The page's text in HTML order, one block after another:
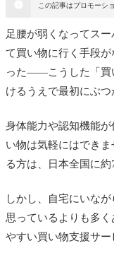
この記事はプロモーシ
足腰が弱くなってス
て買い物に行く手段
った——こうした「買
けるうえで最初にぶつ
身体能力や認知機能
い物は気軽にはでき
る方は、日本全国に約
しかし、自宅にいな
思っているよりも多
やすい買い物支援サー